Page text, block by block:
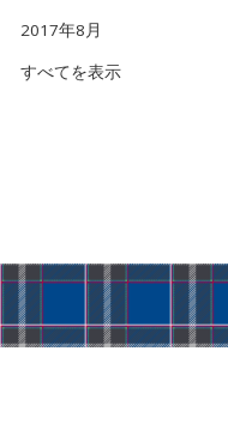
2017年8月
すべてを表示